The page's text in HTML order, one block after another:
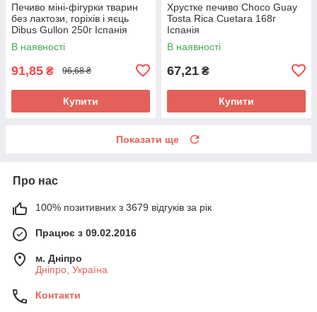
Печиво міні-фігурки тварин
без лактози, горіхів і яєць
Dibus Gullon 250г Іспанія
В наявності
91,85 ₴ 96,68 ₴
Купити
Хрустке печиво Choco Guay
Tosta Rica Cuetara 168г
Іспанія
В наявності
67,21 ₴
Купити
Показати ще
Про нас
100% позитивних з 3679 відгуків за рік
Працює з 09.02.2016
м. Дніпро
Дніпро, Україна
Контакти